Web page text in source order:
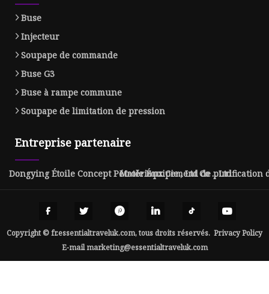
Buse
Injecteur
Soupape de commande
Buse G3
Buse à rampe commune
Soupape de limitation de pression
Entreprise partenaire
Dongying Étoile Concept Pétrole Équipement Co ., Ltd
Matériaux Cie., Ltd de purification
Copyright © fr.essentialtraveluk.com, tous droits réservés. Privacy Policy
E-mailmarketing@essentialtraveluk.com